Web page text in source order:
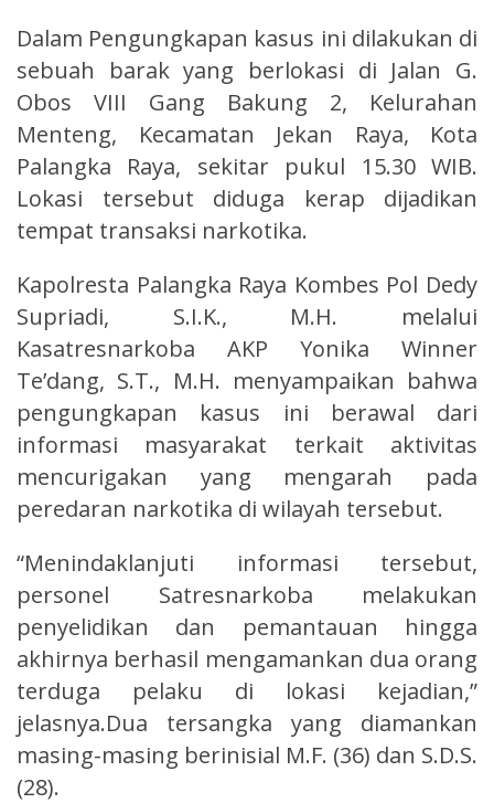
Dalam Pengungkapan kasus ini dilakukan di
sebuah barak yang berlokasi di Jalan G.
Obos VIII Gang Bakung 2, Kelurahan
Menteng, Kecamatan Jekan Raya, Kota
Palangka Raya, sekitar pukul 15.30 WIB.
Lokasi tersebut diduga kerap dijadikan
tempat transaksi narkotika.
Kapolresta Palangka Raya Kombes Pol Dedy
Supriadi, S.I.K., M.H. melalui
Kasatresnarkoba AKP Yonika Winner
Te’dang, S.T., M.H. menyampaikan bahwa
pengungkapan kasus ini berawal dari
informasi masyarakat terkait aktivitas
mencurigakan yang mengarah pada
peredaran narkotika di wilayah tersebut.
“Menindaklanjuti informasi tersebut,
personel Satresnarkoba melakukan
penyelidikan dan pemantauan hingga
akhirnya berhasil mengamankan dua orang
terduga pelaku di lokasi kejadian,”
jelasnya.Dua tersangka yang diamankan
masing-masing berinisial M.F. (36) dan S.D.S.
(28).